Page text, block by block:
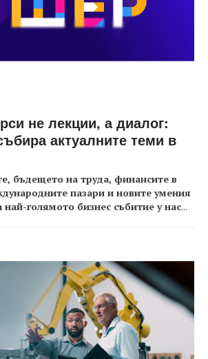
не лекции, а диалог:
актуалните теми в
бъдещето на труда, финансите в
пазари и новите умения
най-голямото бизнес събитие у нас...